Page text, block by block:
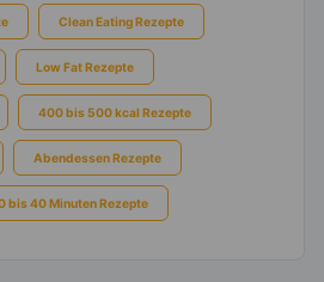
Clean Eating Rezepte
Low Fat Rezepte
400 bis 500 kcal Rezepte
Abendessen Rezepte
bis 40 Minuten Rezepte